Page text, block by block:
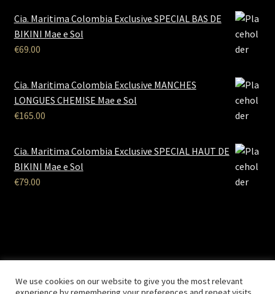
Cia. Maritima Colombia Exclusive SPECIAL BAS DE
BIKINI Mae e Sol
€69.00
Cia. Maritima Colombia Exclusive MANCHES
LONGUES CHEMISE Mae e Sol
€165.00
Cia. Maritima Colombia Exclusive SPECIAL HAUT DE
BIKINI Mae e Sol
€79.00
Réalisé parSolemarweb.com
We use cookies on our website to give you the most relevant